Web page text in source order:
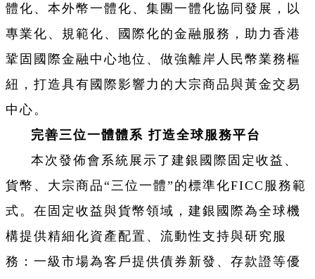
體化、本外幣一體化、集團一體化協同發展，以
專業化、規範化、國際化的金融服務，助力香港
鞏固國際金融中心地位、做強離岸人民幣業務樞
紐，打造具有國際影響力的大宗商品與黃金交易
中心。
完善三位一體體系 打造全球服務平台
本次發佈會系統展示了建銀國際固定收益、
貨幣、大宗商品“三位一體”的標準化FICC服務範
式。在固定收益與貨幣領域，建銀國際為全球機
構提供精細化資產配置、流動性支持與研究服
務：一級市場為客戶提供債券新發、存款證等優